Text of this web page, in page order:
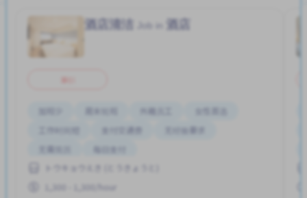
兼职
加班少 周末轮班 外籍员工
支付交通费
无经验要求
无需简历
每日支付
トウキョウえき (とうきょうと)
1,300 - 1,300/hour